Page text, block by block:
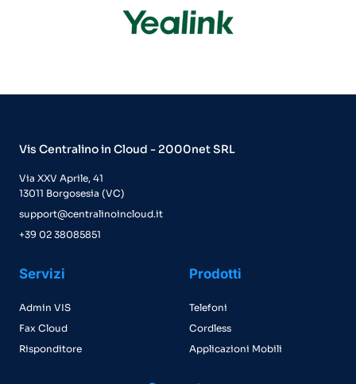
Vis Centralino in Cloud - 2000net SRL
Via XXV Aprile, 41
13011 Borgosesia (VC)
support@centralinoincloud.it
+39 02 38085851
Servizi
Admin VIS
Fax Cloud
Risponditore
Prodotti
Telefoni
Cordless
Applicazioni Mobili